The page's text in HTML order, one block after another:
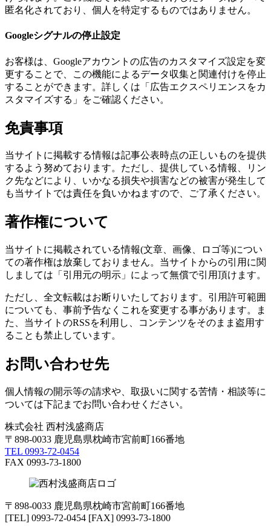
匿名化されており、個人を特定するものではありません。
Googleシグナルの停止設定
お客様は、Googleアカウントの広告のカスタマイズ設定を変
更することで、この機能によるデータ収集と関連付けを停止
することができます。詳しくは「広告エクスペリエンスをカ
スタマイズする」をご確認ください。
免責事項
当サイトに掲載する情報は記事公表時点の正しいものを提供
するよう努めております。ただし、提供している情報、リン
ク先などにより、いかなる損失や損害などの被害が発生して
も当サイトでは責任を負いかねますので、ご了承ください。
著作権について
当サイトに掲載されている情報(文章、画像、ロゴ等)につい
ての著作権は放棄しておりません。当サイトからの引用に関
しましては「引用元の明示」によって無償で引用頂けます。
ただし、全文転載はお断りいたしております。引用許可範囲
についても、事前予告なくこれを変更する事があります。ま
た、当サイトのRSSを利用し、コンテンツをそのまま盗用す
ることも禁止しています。
お問い合わせ先
個人情報の開示等の請求や、取扱いに関する苦情・相談等に
ついては下記までお問い合わせください。
株式会社 西村浅盛商店
〒898-0033 鹿児島県枕崎市宮前町166番地
TEL 0993-72-0454
FAX 0993-73-1800
〒898-0033 鹿児島県枕崎市宮前町166番地
[TEL] 0993-72-0454 [FAX] 0993-73-1800